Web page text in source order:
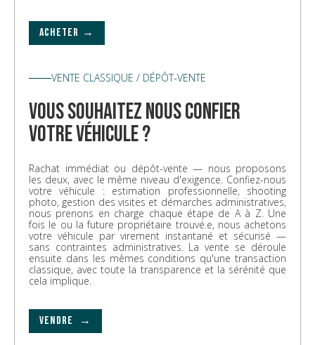
ACHETER →
VENTE CLASSIQUE / DÉPÔT-VENTE
vous souhaitez nous confier
votre véhicule ?
Rachat immédiat ou dépôt-vente — nous proposons
les deux, avec le même niveau d'exigence. Confiez-nous
votre véhicule : estimation professionnelle, shooting
photo, gestion des visites et démarches administratives,
nous prenons en charge chaque étape de A à Z. Une
fois le ou la future propriétaire trouvé.e, nous achetons
votre véhicule par virement instantané et sécurisé —
sans contraintes administratives. La vente se déroule
ensuite dans les mêmes conditions qu'une transaction
classique, avec toute la transparence et la sérénité que
cela implique.
VENDRE →